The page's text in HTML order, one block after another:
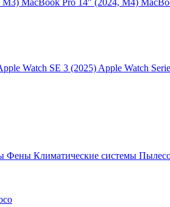
M3) MacBook Pro 14″ (2024, M4)
Watch SE 3 (2025) Apple Watch
Фены Климатические системы